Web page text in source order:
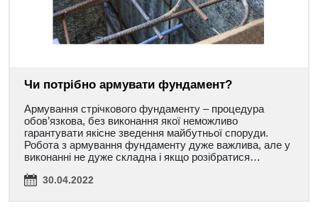
Чи потрібно армувати фундамент?
Армування стрічкового фундаменту – процедура
обов’язкова, без виконання якої неможливо
гарантувати якісне зведення майбутньої споруди.
Робота з армування фундаменту дуже важлива, але у
виконанні не дуже складна і якщо розібратися…
30.04.2022